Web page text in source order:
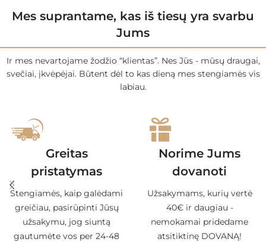
Mes suprantame, kas iš tiesų yra svarbu
Jums
Ir mes nevartojame žodžio “klientas”. Nes Jūs - mūsų draugai,
svečiai, įkvėpėjai. Būtent dėl to kas dieną mes stengiamės vis
labiau.
Greitas
pristatymas
Stengiamės, kaip galėdami
greičiau, pasirūpinti Jūsų
užsakymu, jog siuntą
gautumėte vos per 24-48
Norime Jums
dovanoti
Užsakymams, kurių vertė
40€ ir daugiau -
nemokamai pridedame
atsitiktinę DOVANĄ!